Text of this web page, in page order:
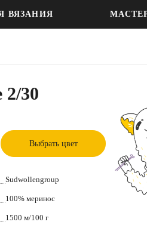
ВЯЗАНИЯ
2/30
Выбрать цвет
Sudwollengroup
100% меринос
1500 м/100 г